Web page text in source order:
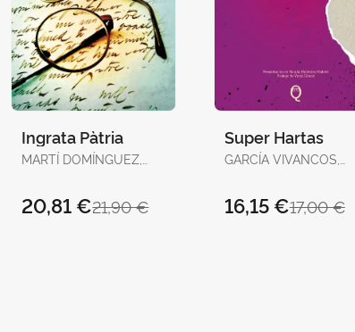
Ingrata Pàtria
MARTÍ DOMÍNGUEZ,
21,90 €
20,81 €
Super Hartas
GARCÍA VIVANCOS,
17,00 €
16,15 €